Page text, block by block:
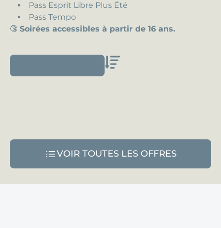
Pass Esprit Libre Plus Été
Pass Tempo
🔞 Soirées accessibles à partir de 16 ans.
VOIR TOUTES LES OFFRES